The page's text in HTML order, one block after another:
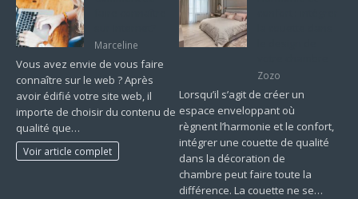
Marceline
Vous avez envie de vous faire
connaître sur le web ? Après
avoir édifié votre site web, il
importe de choisir du contenu de
qualité que…
Voir article complet
Zozo
Lorsqu’il s’agit de créer un
espace enveloppant où
règnent l’harmonie et le confort,
intégrer une couette de qualité
dans la décoration de
chambre peut faire toute la
différence. La couette ne se…